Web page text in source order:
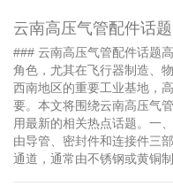
云南高压气管配件话题
### 云南高压气管配件话题
角色，尤其在飞行器制造、
西南地区的重要工业基地，
要。本文将围绕云南高压气
用最新的相关热点话题。一
由导管、密封件和连接件三
通道，通常由不锈钢或黄铜